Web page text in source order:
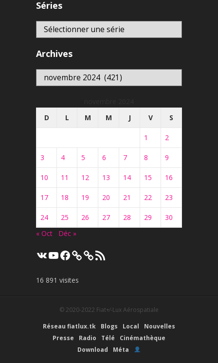
Séries
Archives
Archives
D
L M M J V S
1 2
3 4 5 6 7 8 9
10 11 12 13 14 15 16
17 18 19 20 21 22 23
24 25 26 27 28 29
30
« Oct
Déc »
VK YouTube
Facebook Flux
RSS
16 891 visites
© 2020-2022 Fiat+⁄-Lux Aérospatiale
Réseau fiatlux.tk
Blogs Local
Nouvelles
Presse
Radio Télé
Cinémathèque
Download
Méta